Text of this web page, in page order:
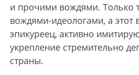
и прочими вождями. Только
вождями-идеологами, а этот
эпикуреец, активно
укрепление стремительно
страны.